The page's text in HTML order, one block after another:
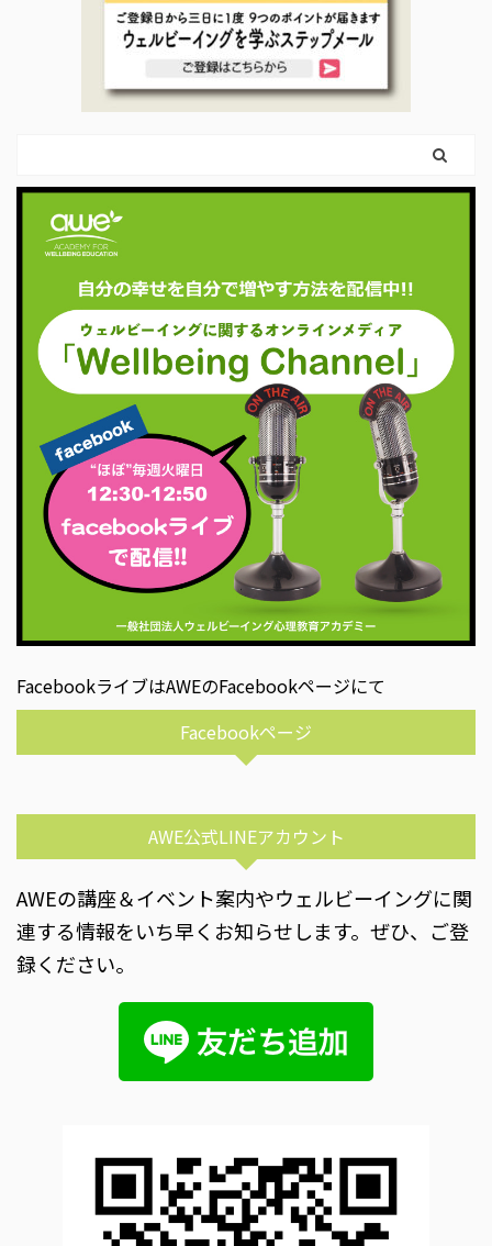
FacebookライブはAWEのFacebookページにて
Facebookページ
AWE公式LINEアカウント
AWEの講座＆イベント案内やウェルビーイングに関
連する情報をいち早くお知らせします。ぜひ、ご登
録ください。